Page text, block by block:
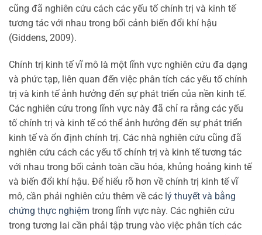
cũng đã nghiên cứu cách các yếu tố chính trị và kinh tế
tương tác với nhau trong bối cảnh biến đổi khí hậu
(Giddens, 2009).
Chính trị kinh tế vĩ mô là một lĩnh vực nghiên cứu đa dạng
và phức tạp, liên quan đến việc phân tích các yếu tố chính
trị và kinh tế ảnh hưởng đến sự phát triển của nền kinh tế.
Các nghiên cứu trong lĩnh vực này đã chỉ ra rằng các yếu
tố chính trị và kinh tế có thể ảnh hưởng đến sự phát triển
kinh tế và ổn định chính trị. Các nhà nghiên cứu cũng đã
nghiên cứu cách các yếu tố chính trị và kinh tế tương tác
với nhau trong bối cảnh toàn cầu hóa, khủng hoảng kinh tế
và biến đổi khí hậu. Để hiểu rõ hơn về chính trị kinh tế vĩ
mô, cần phải nghiên cứu thêm về các lý thuyết và bằng
chứng thực nghiệm trong lĩnh vực này. Các nghiên cứu
trong tương lai cần phải tập trung vào việc phân tích các